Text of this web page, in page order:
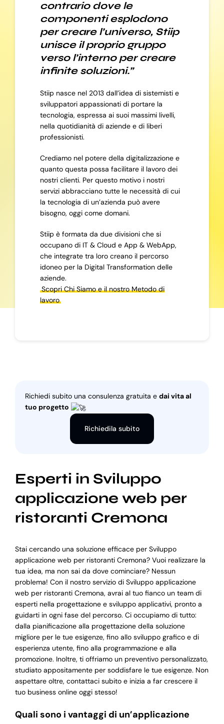
contrario dove le
componenti esplodono
per creare l’universo, Stiip
unisce il proprio gruppo
verso l’interno per creare
infinite soluzioni.”
Stiip nasce nel 2013 dall’idea di sistemisti e
sviluppatori appassionati di portare la
tecnologia, espressa ai suoi massimi livelli,
nella quotidianità di aziende e di liberi
professionisti.
Crediamo nel potere della digitalizzazione e
quanto questa possa facilitare il lavoro dei
nostri clienti. Per questo motivo i nostri
servizi abbracciano tutte le necessità di cui
la tecnologia di un’azienda può avere
bisogno, oggi come domani.
Stiip è formata da due divisioni che si
occupano di IT & Cloud e App & WebApp,
che integrate tra loro creano il percorso
idoneo per la Digital Transformation delle
aziende.
Scopri Chi Siamo e il nostro Metodo di
lavoro
Richiedi subito una consulenza gratuita e dai vita al
tuo progetto
Richiedila subito
Esperti in Sviluppo
applicazione web per
ristoranti Cremona
Stai cercando una soluzione efficace per Sviluppo
applicazione web per ristoranti Cremona? Vuoi realizzare la
tua idea, ma non sai da dove cominciare? Nessun
problema! Con il nostro servizio di Sviluppo applicazione
web per ristoranti Cremona, avrai al tuo fianco un team di
esperti nella progettazione e sviluppo applicativi, pronto a
guidarti in ogni fase del percorso. Ci occupiamo di tutto:
dalla pianificazione alla progettazione della soluzione
migliore per le tue esigenze, fino allo sviluppo grafico e di
esperienza utente, fino alla programmazione e alla
promozione. Inoltre, ti offriamo un preventivo personalizzato,
studiato appositamente per soddisfare le tue esigenze. Non
aspettare oltre, contattaci subito e inizia a far crescere il
tuo business online oggi stesso!
Quali sono i vantaggi di un’applicazione